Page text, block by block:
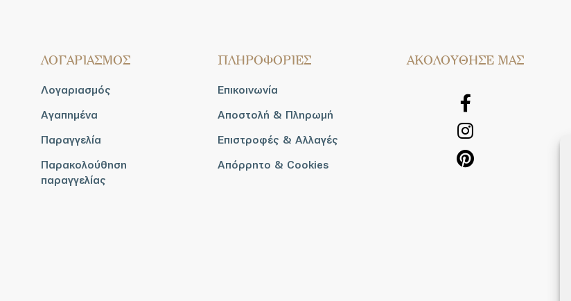
ΛΟΓΑΡΙΑΣΜΟΣ
Λογαριασμός
Αγαπημένα
Παραγγελία
Παρακολούθηση
παραγγελίας
ΠΛΗΡΟΦΟΡΙΕΣ
Επικοινωνία
Αποστολή & Πληρωμή
Επιστροφές & Αλλαγές
Απόρρητο & Cookies
AΚΟΛΟΥΘΗΣΕ ΜΑΣ